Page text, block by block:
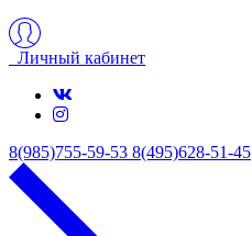
Личный кабинет
8(985)755-59-53 8(495)628-51-45